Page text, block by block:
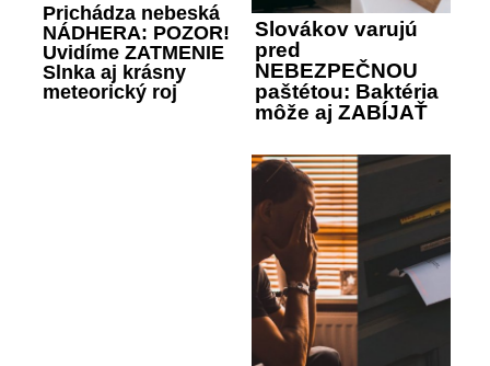
Prichádza nebeská
NÁDHERA: POZOR!
Uvidíme ZATMENIE
Slnka aj krásny
meteorický roj
Slovákov varujú
pred
NEBEZPEČNOU
paštétou: Baktéria
môže aj ZABÍJAŤ